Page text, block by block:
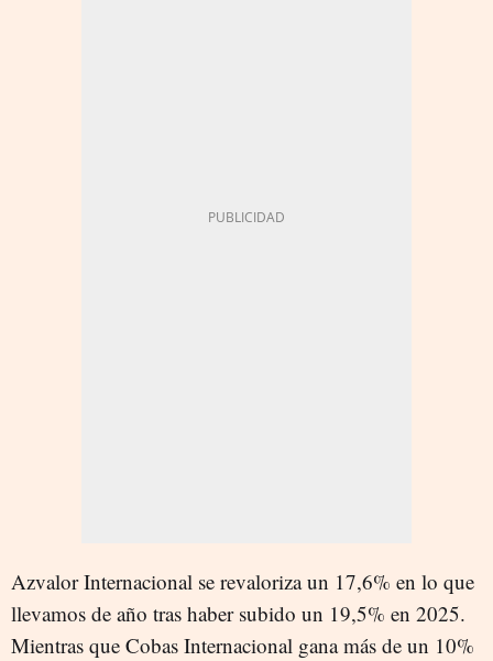
Azvalor Internacional se revaloriza un 17,6% en lo que
llevamos de año tras haber subido un 19,5% en 2025.
Mientras que Cobas Internacional gana más de un 10%